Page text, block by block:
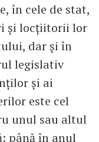
în cele de stat,
şi locţiitorii lor
dar şi în
legislativ
şi ai
este cel
unul sau altul
până în anul